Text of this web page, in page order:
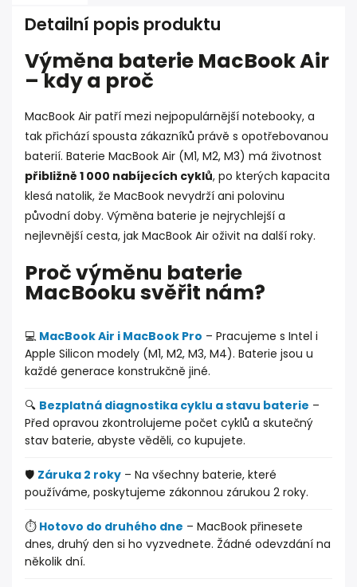
Detailní popis produktu
Výměna baterie MacBook Air
– kdy a proč
MacBook Air patří mezi nejpopulárnější notebooky, a
tak přichází spousta zákazníků právě s opotřebovanou
baterií. Baterie MacBook Air (M1, M2, M3) má životnost
přibližně 1 000 nabíjecích cyklů, po kterých kapacita
klesá natolik, že MacBook nevydrží ani polovinu
původní doby. Výměna baterie je nejrychlejší a
nejlevnější cesta, jak MacBook Air oživit na další roky.
Proč výměnu baterie
MacBooku svěřit nám?
💻 MacBook Air i MacBook Pro – Pracujeme s Intel i
Apple Silicon modely (M1, M2, M3, M4). Baterie jsou u
každé generace konstrukčně jiné.
🔍 Bezplatná diagnostika cyklu a stavu baterie –
Před opravou zkontrolujeme počet cyklů a skutečný
stav baterie, abyste věděli, co kupujete.
🛡️ Záruka 2 roky – Na všechny baterie, které
používáme, poskytujeme zákonnou zárukou 2 roky.
⏱️ Hotovo do druhého dne – MacBook přinesete
dnes, druhý den si ho vyzvednete. Žádné odevzdání na
několik dní.